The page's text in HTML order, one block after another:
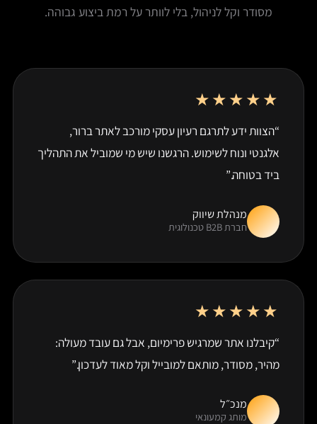
מסודר וקל לניהול, בלי לוותר על רמת ביצוע גבוהה.
★★★★★
“הצוות ידע לתרגם רעיון עסקי מורכב לאתר ברור,
אלגנטי ונוח לשימוש. הרגשנו שיש מי שמוביל את התהליך
ביד בטוחה.”
מנהלת שיווק
חברת B2B טכנולוגית
★★★★★
“קיבלנו אתר שמרגיש פרימיום, אבל גם עובד מעולה:
מהיר, מסודר, מותאם למובייל וקל מאוד לעדכון.”
מנכ״ל
מותג קמעונאי